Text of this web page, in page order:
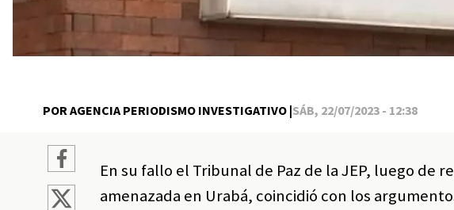
POR AGENCIA PERIODISMO INVESTIGATIVO |SÁB, 22/07/2023 - 12:38
En su fallo el Tribunal de Paz de la JEP, luego
amenazada en Urabá, coincidió con los